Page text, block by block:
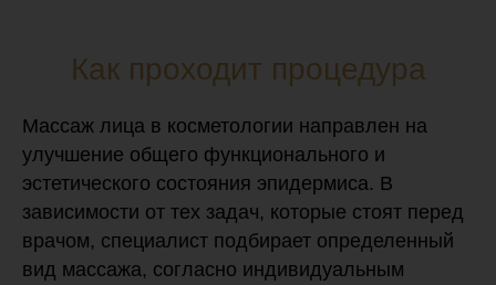
Как проходит процедура
Массаж лица в косметологии направлен на
улучшение общего функционального и
эстетического состояния эпидермиса. В
зависимости от тех задач, которые стоят перед
врачом, специалист подбирает определенный
вид массажа, согласно индивидуальным